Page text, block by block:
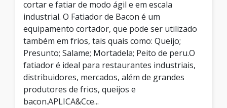
cortar e fatiar de modo ágil e em escala
industrial. O Fatiador de Bacon é um
equipamento cortador, que pode ser utilizado
também em frios, tais quais como: Queijo;
Presunto; Salame; Mortadela; Peito de peru.O
fatiador é ideal para restaurantes industriais,
distribuidores, mercados, além de grandes
produtores de frios, queijos e
bacon.APLICA&Cce...